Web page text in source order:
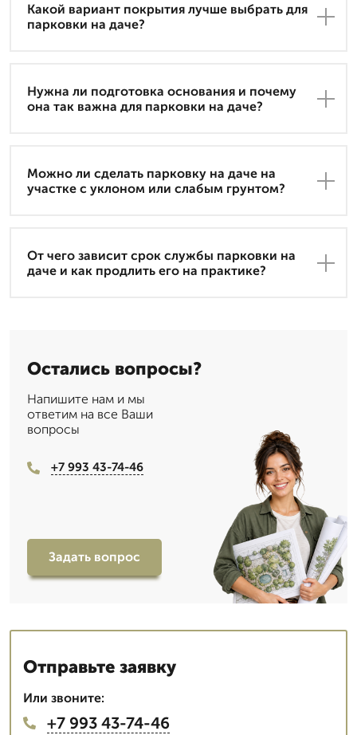
Какой вариант покрытия лучше выбрать для
парковки на даче?
Нужна ли подготовка основания и почему
она так важна для парковки на даче?
Можно ли сделать парковку на даче на
участке с уклоном или слабым грунтом?
От чего зависит срок службы парковки на
даче и как продлить его на практике?
Остались вопросы?
Напишите нам и мы
ответим на все Ваши
вопросы
+7 993 43-74-46
Задать вопрос
Отправьте заявку
Или звоните:
+7 993 43-74-46